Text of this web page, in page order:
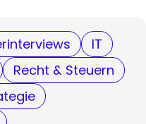
IT
Recht & Steuern